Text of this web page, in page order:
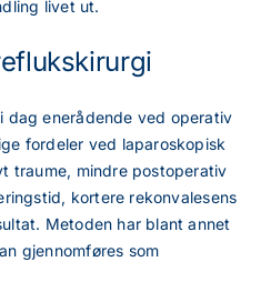
livet ut.
dag enerådende ved operativ
fordeler ved laparoskopisk
traume, mindre postoperativ
kortere rekonvalesens
Metoden har blant annet
gjennomføres som